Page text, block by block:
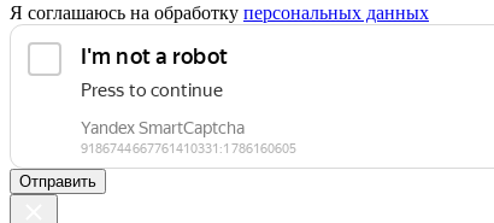
Я соглашаюсь на обработку персональных данных
Отправить